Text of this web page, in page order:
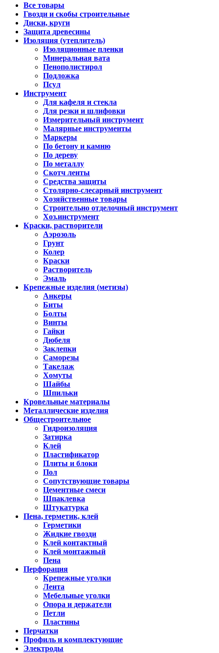
Все товары
Гвозди и скобы строительные
Диски, круги
Защита древесины
Изоляция (утеплитель)
Изоляционные пленки
Минеральная вата
Пенополистирол
Подложка
Псул
Инструмент
Для кафеля и стекла
Для резки и шлифовки
Измерительный инструмент
Малярные инструменты
Маркеры
По бетону и камню
По дереву
По металлу
Скотч ленты
Средства защиты
Столярно-слесарный инструмент
Хозяйственные товары
Строительно отделочный инструмент
Хоз.инструмент
Краски, растворители
Аэрозоль
Грунт
Колер
Краски
Растворитель
Эмаль
Крепежные изделия (метизы)
Анкеры
Биты
Болты
Винты
Гайки
Дюбеля
Заклепки
Саморезы
Такелаж
Хомуты
Шайбы
Шпильки
Кровельные материалы
Металлические изделия
Общестроительное
Гидроизоляция
Затирка
Клей
Пластификатор
Плиты и блоки
Пол
Сопутствующие товары
Цементные смеси
Шпаклевка
Штукатурка
Пена, герметик, клей
Герметики
Жидкие гвозди
Клей контактный
Клей монтажный
Пена
Перфорация
Крепежные уголки
Лента
Мебельные уголки
Опора и держатели
Петли
Пластины
Перчатки
Профиль и комплектующие
Электроды